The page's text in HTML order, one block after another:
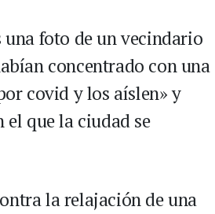
foto de un vecindario
concentrado con una
covid y los aíslen» y
el que la ciudad se
la relajación de una